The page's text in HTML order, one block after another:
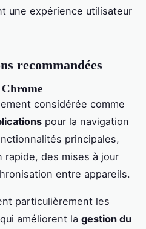
une expérience utilisateur
recommandées
considérée comme
pour la navigation
principales,
des mises à jour
entre appareils.
particulièrement les
améliorent la gestion du